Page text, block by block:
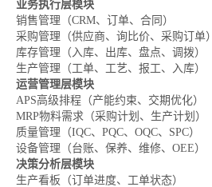
业务执行层模块
销售管理（CRM、订单、合同）
采购管理（供应商、询比价、采购订单）
库存管理（入库、出库、盘点、调拨）
生产管理（工单、工艺、报工、入库）
运营管理层模块
APS高级排程（产能约束、交期优化）
MRP物料需求（采购计划、生产计划）
质量管理（IQC、PQC、OQC、SPC）
设备管理（台账、保养、维修、OEE）
决策分析层模块
生产看板（订单进度、工单状态）